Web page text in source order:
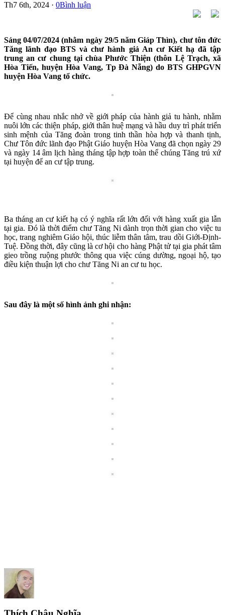
Th7 6th, 2024 · 0Bình luận
Sáng 04/07/2024 (nhằm ngày 29/5 năm Giáp Thìn), chư tôn đức
Tăng lãnh đạo BTS và chư hành giả An cư Kiết hạ đã tập
trung an cư chung tại chùa Phước Thiện (thôn Lệ Trạch, xã
Hòa Tiến, huyện Hòa Vang, Tp Đà Nẵng) do BTS GHPGVN
huyện Hòa Vang tổ chức.
Để cùng nhau nhắc nhở về giới pháp của hành giả tu hành, nhằm
nuôi lớn các thiện pháp, giới thân huệ mạng và hầu duy trì phát triển
sinh mệnh của Tăng đoàn trong tinh thần hòa hợp và thanh tịnh,
Chư Tôn đức lãnh đạo Phật Giáo huyện Hòa Vang đã chọn ngày 29
và ngày 14 âm lịch hàng tháng tập hợp toàn thể chúng Tăng trú xứ
tại huyện để an cư tập trung.
Ba tháng an cư kiết hạ có ý nghĩa rất lớn đối với hàng xuất gia lẫn
tại gia. Đó là thời điểm chư Tăng Ni dành trọn thời gian cho việc tu
học, trang nghiêm Giáo hội, thúc liễm thân tâm, trau dồi Giới-Định-
Tuệ. Đồng thời, đây cũng là cơ hội cho hàng Phật tử tại gia phát tâm
gieo trồng ruộng phước thông qua việc cúng dường, ngoại hộ, tạo
điều kiện thuận lợi cho chư Tăng Ni an cư tu học.
Sau đây là một số hình ảnh ghi nhận: